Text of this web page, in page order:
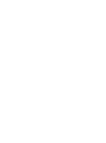
domande e
d’autore,
how, diritti su
di proprietà
o
e Servizi.